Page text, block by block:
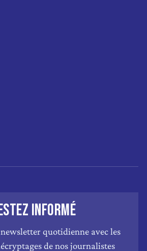
INFORMÉ
newsletter quotidienne avec les
de nos journalistes